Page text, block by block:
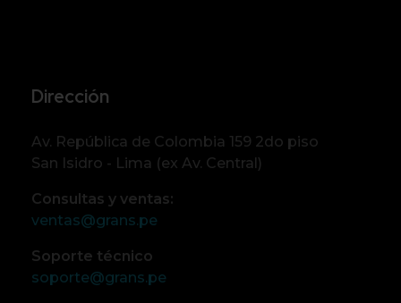
Dirección
Av. República de Colombia 159 2do piso
San Isidro - Lima (ex Av. Central)
Consultas y ventas:
ventas@grans.pe
Soporte técnico
soporte@grans.pe